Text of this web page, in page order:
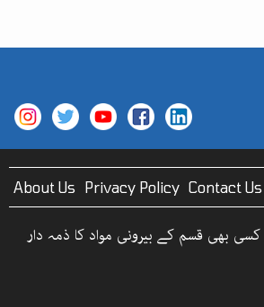
About Us Privacy Policy Contact Us
یار کسی بھی قسم کے بیرونی مواد کا ذمہ دار